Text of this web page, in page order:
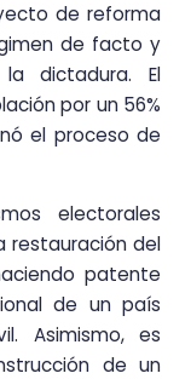
de reforma
de facto y
dictadura. El
por un 56%
el proceso de
electorales
restauración del
patente
de un país
Asimismo, es
de un